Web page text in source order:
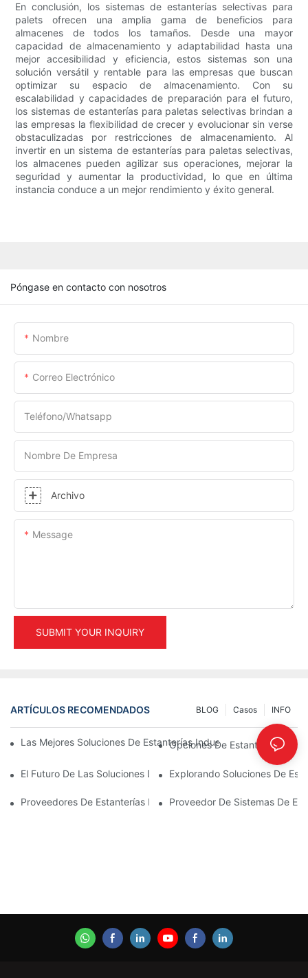
En conclusión, los sistemas de estanterías selectivas para
palets ofrecen una amplia gama de beneficios para
almacenes de todos los tamaños. Desde una mayor
capacidad de almacenamiento y adaptabilidad hasta una
mejor accesibilidad y eficiencia, estos sistemas son una
solución versátil y rentable para las empresas que buscan
optimizar su espacio de almacenamiento. Con su
escalabilidad y capacidades de preparación para el futuro,
los sistemas de estanterías para paletas selectivas brindan a
las empresas la flexibilidad de crecer y evolucionar sin verse
obstaculizadas por restricciones de almacenamiento. Al
invertir en un sistema de estanterías para paletas selectivas,
los almacenes pueden agilizar sus operaciones, mejorar la
seguridad y aumentar la productividad, lo que en última
instancia conduce a un mejor rendimiento y éxito general.
Póngase en contacto con nosotros
Nombre
Correo Electrónico
Teléfono/whatsapp
Nombre De Empresa
Archivo
Message
SUBMIT YOUR INQUIRY
ARTÍCULOS RECOMENDADOS INFO
Casos
BLOG
Las Mejores Soluciones De Estanterías Industriales Para Una
Opciones De Estanterías Para
El Futuro De Las Soluciones De Estanterías Para Palets:
Explorando Soluciones De
Proveedores De Estanterías Para Almacenes: Qué Buscar
Proveedor De Sistemas De